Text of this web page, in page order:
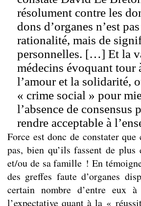
résolument contre les
dons d’organes n’est
rationalité, mais de
personnelles. […] Et la
médecins évoquant tour
l’amour et la solidarité,
« crime social » pour
l’absence de
rendre acceptable à
Force est donc de constater
pas, bien qu’ils fassent de
et/ou de sa famille ! En
des greffes faute d’organes
certain nombre d’entre eux
l’expectative quant à la «